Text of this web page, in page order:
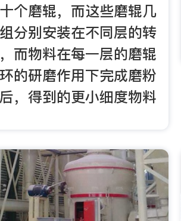
个磨辊，而这些磨辊几
分别安装在不同层的转
而物料在每一层的磨辊
的研磨作用下完成磨粉
，得到的更小细度物料